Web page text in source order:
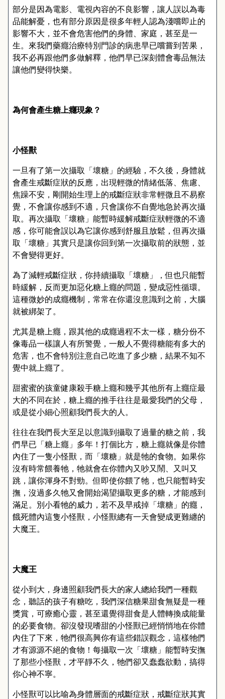
部分是因為電影、電視內容的不良影響，讓人誤以為毒
品能解憂，也有部分原因是很多年輕人認為淺嚐即止的
影響不大，並不會危害他們的身體、家庭，甚至是一
生。來我們藥癮治療特別門診的病患早已嚐嘗到苦果，
我不必再跟他們多做解釋，他們早已深刻體會毒品無法
讓他們變得快樂。
為何會產生糖上癮現象？
小怪獸
一旦有了第一次攝取「壞糖」的經驗，不久後，身體就
會產生戒斷症狀的反應，出現輕微的情緒低落、焦慮、
焦躁不安，剛開始生理上的戒斷症狀非常輕微且不易察
覺，不會讓你感到不適，只會讓你不自覺地急於再次攝
取。再次攝取「壞糖」能暫時緩解戒斷症狀輕微的不適
感，你可能會誤以為它讓你感到舒服且放鬆，但再次攝
取「壞糖」其實只是讓你回到第一次攝取前的狀態，並
不會變得更好。
為了減輕戒斷症狀，你持續攝取「壞糖」，但也只能暫
時緩解，反而更加惡化糖上癮的問題，變成惡性循環。
這種微妙的成癮機制，常常在你還沒意識到之前，大腦
就被綁架了。
尤其是糖上癮，跟其他的成癮過程不太一樣，糖分份不
像毒品一樣讓人有所警覺，一般人不覺得糖能有多大的
危害，也不會特別注意自己吃進了多少糖，結果不知不
覺中就上癮了。
甜蜜蜜的孩童健康殺手糖上癮和幾乎其他所有上癮症最
大的不同在於，糖上癮的推手往往是最愛我們的父母，
或是從小細心照顧我們長大的人。
往往在我們長大至足以意識到攝取了過量的糖之前，我
們早已「糖上癮」多年！打個比方，糖上癮就像是你體
內住了一隻小怪獸，而「壞糖」就是牠的食物。如果你
沒有時常餵養牠，牠就會在你體內又吵又鬧、又叫又
跳，讓你渾身不對勁。但即使你餵了牠，也只能暫時安
撫，沒過多久牠又會開始渴望攝取更多的糖，才能感到
滿足。別小看牠的威力，若不及早戒掉「壞糖」的癮，
餓死體內這隻小怪獸，小怪獸總有一天會變成更難纏的
大魔王。
大魔王
從小到大，身邊照顧我們長大的家人總給我們一種觀
念，聽話的孩子有糖吃，我們深信糖果甜食無疑是一種
獎賞，可療癒心靈，甚至還覺得甜食是人體轉換成能量
的必要食物。卻沒發現嗜甜的小怪獸已經悄悄地在你體
內住了下來，牠們很高興你有這些錯誤觀念，這樣牠們
才有源源不絕的食物！每攝取一次「壞糖」能暫時安撫
了那些小怪獸，才平靜不久，牠們卻又蠢蠢欲動，搞得
你心神不寧。
小怪獸可以比喻為身體層面的戒斷症狀，戒斷症狀其實